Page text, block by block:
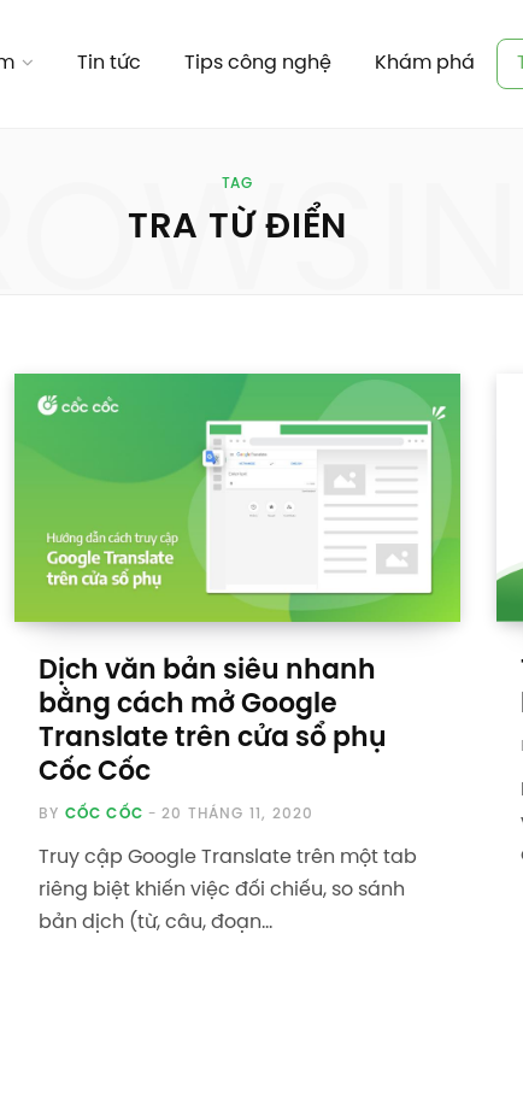
Tin tức Tips công nghệ Khám phá
TAG
TRA TỪ ĐIỂN
Dịch văn bản siêu nhanh
bằng cách mở Google
Translate trên cửa sổ phụ
Cốc Cốc
BY CỐC CỐC 20 THÁNG 11, 2020
Truy cập Google Translate trên một tab
riêng biệt khiến việc đối chiếu, so sánh
bản dịch (từ, câu, đoạn…